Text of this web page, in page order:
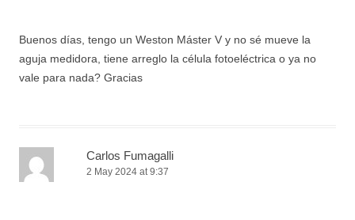
Buenos días, tengo un Weston Máster V y no sé mueve la
aguja medidora, tiene arreglo la célula fotoeléctrica o ya no
vale para nada? Gracias
Carlos Fumagalli
2 May 2024 at 9:37